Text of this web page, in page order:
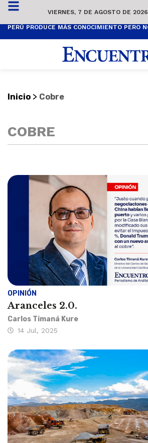
VIERNES, 7 DE AGOSTO DE 2026
Inicio > Cobre
COBRE
OPINIÓN
Aranceles 2.0.
Carlos Timaná Kure
14 Jul, 2025